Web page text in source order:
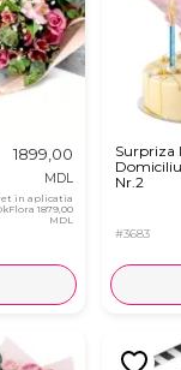
1899,00
MDL
in aplicatia
1879,00
MDL
Surpriza
Nr.2
#3683